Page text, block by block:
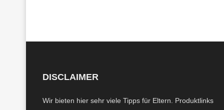
DISCLAIMER
Wir bieten hier sehr viele Tipps für Eltern. Produktlinks